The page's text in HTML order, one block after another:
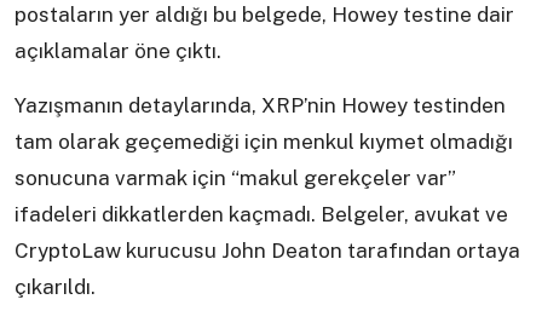
postaların yer aldığı bu belgede, Howey testine dair
açıklamalar öne çıktı.
Yazışmanın detaylarında, XRP’nin Howey testinden
tam olarak geçemediği için menkul kıymet olmadığı
sonucuna varmak için “makul gerekçeler var”
ifadeleri dikkatlerden kaçmadı. Belgeler, avukat ve
CryptoLaw kurucusu John Deaton tarafından ortaya
çıkarıldı.